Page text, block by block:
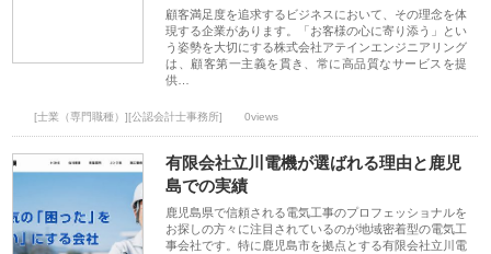
顧客満足度を追求するビジネスにおいて、その理念を体
現する企業があります。「お客様の心に寄り添う」とい
う姿勢を大切にする株式会社アテインエンジニアリング
は、顧客第一主義を貫き、常に高品質なサービスを提
供…
[士業（専門職種）][公認会計士事務所] 0views
有限会社立川電機が選ばれる理由と鹿児
島での実績
鹿児島県で信頼される電気工事のプロフェッショナルを
お探しの方々に注目されているのが地域密着型の電気工
事会社です。特に鹿児島市を拠点とする有限会社立川電